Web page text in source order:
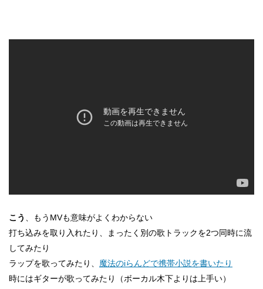
こう 、もうMVも意味がよくわからない
打ち込みを取り入れたり、まったく別の歌トラックを2つ同時に流
してみたり
ラップを歌ってみたり、 魔法のiらんどで携帯小説を書いたり
時にはギターが歌ってみたり（ボーカル木下よりは上手い）